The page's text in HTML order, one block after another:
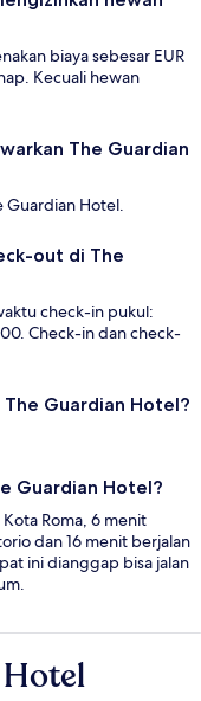
biaya sebesar EUR
Kecuali hewan
The Guardian
Guardian Hotel.
out di The
check-in pukul:
Check-in dan check-
Guardian Hotel?
Guardian Hotel?
Roma, 6 menit
dan 16 menit berjalan
ini dianggap bisa jalan